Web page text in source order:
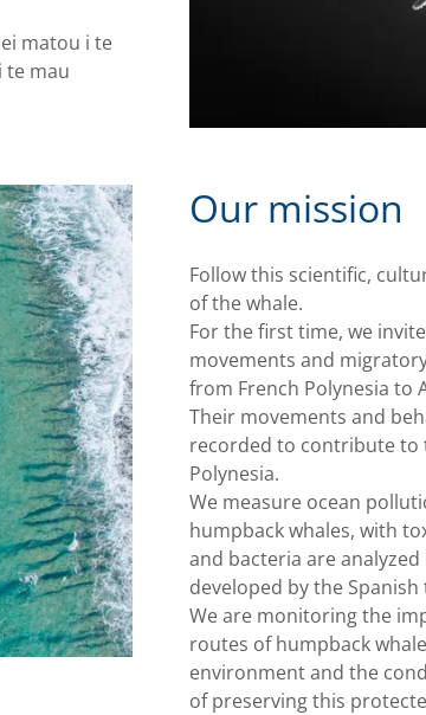
matou i te
te mau
Our mission
Follow this scientific,
of the whale.
For the first time, we
movements and
from French Polynesia to
Their movements and
recorded to contribute
Polynesia.
We measure ocean
humpback whales, with
and bacteria are
developed by the
We are monitoring the
routes of humpback
environment and the
of preserving this